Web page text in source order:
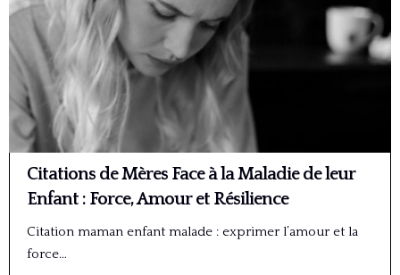
Citations de Mères Face à la Maladie de leur
Enfant : Force, Amour et Résilience
Citation maman enfant malade : exprimer l’amour et la
force…